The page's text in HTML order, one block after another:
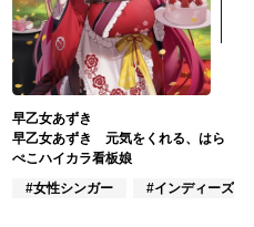
#インディーズ
早乙女あずき
早乙女あずき 元気をくれる、はら
ぺこハイカラ看板娘
#女性シンガー
#インディーズ